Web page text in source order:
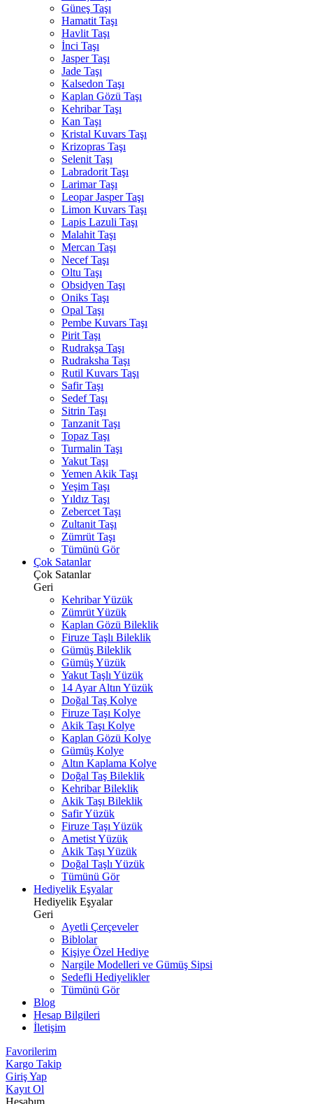
Güneş Taşı
Hamatit Taşı
Havlit Taşı
İnci Taşı
Jasper Taşı
Jade Taşı
Kalsedon Taşı
Kaplan Gözü Taşı
Kehribar Taşı
Kan Taşı
Kristal Kuvars Taşı
Krizopras Taşı
Selenit Taşı
Labradorit Taşı
Larimar Taşı
Leopar Jasper Taşı
Limon Kuvars Taşı
Lapis Lazuli Taşı
Malahit Taşı
Mercan Taşı
Necef Taşı
Oltu Taşı
Obsidyen Taşı
Oniks Taşı
Opal Taşı
Pembe Kuvars Taşı
Pirit Taşı
Rudrakşa Taşı
Rudraksha Taşı
Rutil Kuvars Taşı
Safir Taşı
Sedef Taşı
Sitrin Taşı
Tanzanit Taşı
Topaz Taşı
Turmalin Taşı
Yakut Taşı
Yemen Akik Taşı
Yeşim Taşı
Yıldız Taşı
Zebercet Taşı
Zultanit Taşı
Zümrüt Taşı
Tümünü Gör
Çok Satanlar
Çok Satanlar
Geri
Kehribar Yüzük
Zümrüt Yüzük
Kaplan Gözü Bileklik
Firuze Taşlı Bileklik
Gümüş Bileklik
Gümüş Yüzük
Yakut Taşlı Yüzük
14 Ayar Altın Yüzük
Doğal Taş Kolye
Firuze Taşı Kolye
Akik Taşı Kolye
Kaplan Gözü Kolye
Gümüş Kolye
Altın Kaplama Kolye
Doğal Taş Bileklik
Kehribar Bileklik
Akik Taşı Bileklik
Safir Yüzük
Firuze Taşı Yüzük
Ametist Yüzük
Akik Taşı Yüzük
Doğal Taşlı Yüzük
Tümünü Gör
Hediyelik Eşyalar
Hediyelik Eşyalar
Geri
Ayetli Çerçeveler
Biblolar
Kişiye Özel Hediye
Nargile Modelleri ve Gümüş Sipsi
Sedefli Hediyelikler
Tümünü Gör
Blog
Hesap Bilgileri
İletişim
Favorilerim
Kargo Takip
Giriş Yap
Kayıt Ol
Hesabım